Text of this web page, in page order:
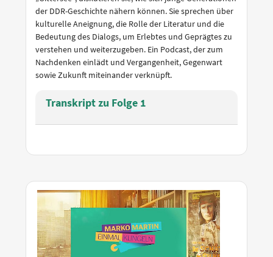
der DDR-Geschichte nähern können. Sie sprechen über
kulturelle Aneignung, die Rolle der Literatur und die
Bedeutung des Dialogs, um Erlebtes und Geprägtes zu
verstehen und weiterzugeben. Ein Podcast, der zum
Nachdenken einlädt und Vergangenheit, Gegenwart
sowie Zukunft miteinander verknüpft.
Transkript zu Folge 1